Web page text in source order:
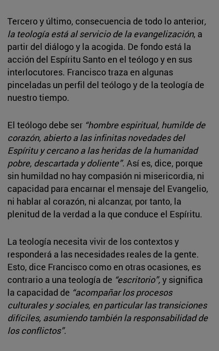
Tercero y último, consecuencia de todo lo anterior,
la teología está al servicio de la evangelización, a
partir del diálogo y la acogida. De fondo está la
acción del Espíritu Santo en el teólogo y en sus
interlocutores. Francisco traza en algunas
pinceladas un perfil del teólogo y de la teología de
nuestro tiempo.
El teólogo debe ser “hombre espiritual, humilde de
corazón, abierto a las infinitas novedades del
Espíritu y cercano a las heridas de la humanidad
pobre, descartada y doliente”. Así es, dice, porque
sin humildad no hay compasión ni misericordia, ni
capacidad para encarnar el mensaje del Evangelio,
ni hablar al corazón, ni alcanzar, por tanto, la
plenitud de la verdad a la que conduce el Espíritu.
La teología necesita vivir de los contextos y
responderá a las necesidades reales de la gente.
Esto, dice Francisco como en otras ocasiones, es
contrario a una teología de “escritorio”, y significa
la capacidad de “acompañar los procesos
culturales y sociales, en particular las transiciones
difíciles, asumiendo también la responsabilidad de
los conflictos”.